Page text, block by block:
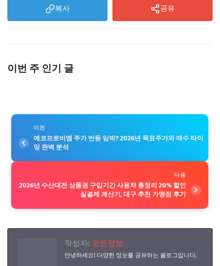
복사 공유
이번 주 인기 글
이전
에코프로비엠 주가 반등 임박? 2026년 목표주가와 매수 타이
밍 완벽 분석
다음
2026년 수산대전 상품권 구입기간 사용처 총정리 20% 할인
실결제 계산기, 대구 추천 가맹점 후기
작성자: 모든정보
안녕하세요! 다양한 정보를 공유하는 블로그입니다.